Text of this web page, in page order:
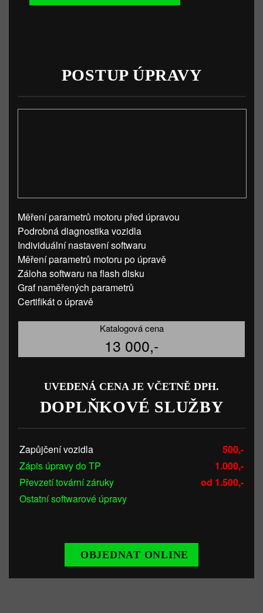
POSTUP ÚPRAVY
Měření parametrů motoru před úpravou
Podrobná diagnostika vozidla
Individuální nastavení softwaru
Měření parametrů motoru po úpravě
Záloha softwaru na flash disku
Graf naměřených parametrů
Certifikát o úpravě
Katalogová cena
13 000,-
UVEDENÁ CENA JE VČETNĚ DPH.
DOPLŇKOVÉ SLUŽBY
Zapůjčení vozidla
500,-
Zápis úpravy do TP
1.000,-
Převzetí tovární záruky
od 1.500,-
Ostatní softwarové úpravy
OBJEDNAT ONLINE